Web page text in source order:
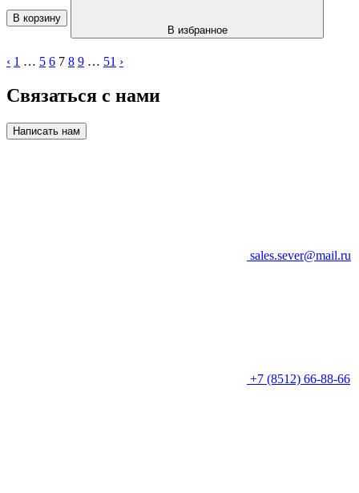
В корзину
В избранное
‹ 1 … 5 6 7 8 9 … 51 ›
Связаться с нами
Написать нам
sales.sever@mail.ru
+7 (8512) 66-88-66